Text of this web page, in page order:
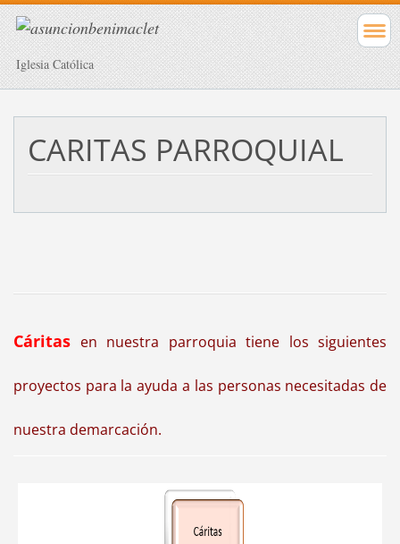
Iglesia Católica
CARITAS PARROQUIAL
Cáritas en nuestra parroquia tiene los siguientes
proyectos para la ayuda a las personas necesitadas de
nuestra demarcación.